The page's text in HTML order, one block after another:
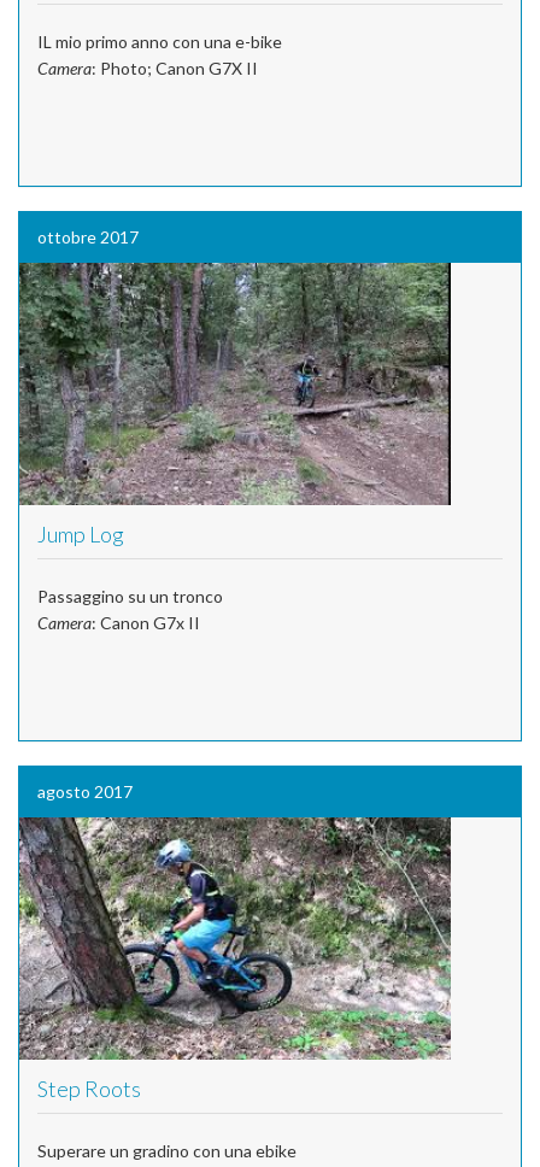
IL mio primo anno con una e-bike
Camera: Photo; Canon G7X II
ottobre 2017
Jump Log
Passaggino su un tronco
Camera: Canon G7x II
agosto 2017
Step Roots
Superare un gradino con una ebike